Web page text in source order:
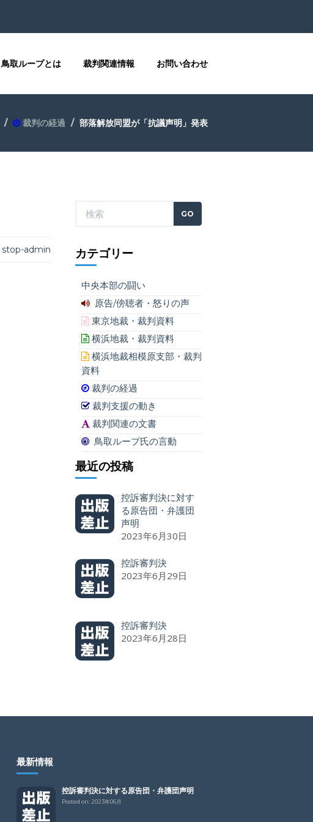
鳥取ループとは 裁判関連情報 お問い合わせ
裁判の経過 部落解放同盟が「抗議声明」発表
stop-admin カテゴリー
中央本部の闘い
原告/傍聴者・怒りの声
東京地裁・裁判資料
横浜地裁・裁判資料
横浜地裁相模原支部・裁判
資料
裁判の経過
裁判支援の動き
裁判関連の文書
鳥取ループ氏の言動
最近の投稿
控訴審判決に対す
る原告団・弁護団
声明
2023年6月30日
控訴審判決
2023年6月29日
控訴審判決
2023年6月28日
最新情報
控訴審判決に対する原告団・弁護団声明
Posted on:2023年06月